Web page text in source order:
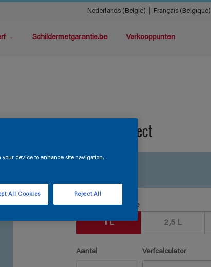
Nederlands (België) Français (Belgique)
Schildermetgarantie.be Verkooppunten
Magna Protect
Verpakkingsgrootte
1 L 2,5 L
Aantal Verfcalculator
your device to enhance site navigation,
Reject All
All Cookies